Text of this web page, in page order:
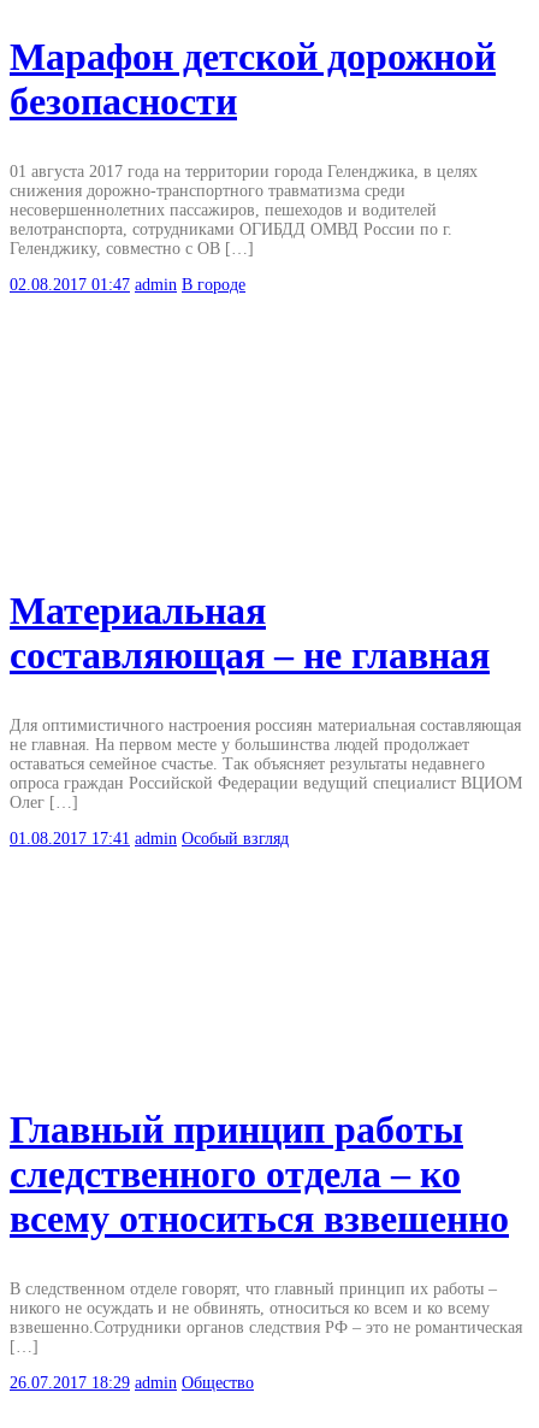
Марафон детской дорожной
безопасности
01 августа 2017 года на территории города Геленджика, в целях
снижения дорожно-транспортного травматизма среди
несовершеннолетних пассажиров, пешеходов и водителей
велотранспорта, сотрудниками ОГИБДД ОМВД России по г.
Геленджику, совместно с ОВ […]
02.08.2017 01:47 admin В городе
Материальная
составляющая – не главная
Для оптимистичного настроения россиян материальная составляющая
не главная. На первом месте у большинства людей продолжает
оставаться семейное счастье. Так объясняет результаты недавнего
опроса граждан Российской Федерации ведущий специалист ВЦИОМ
Олег […]
01.08.2017 17:41 admin Особый взгляд
Главный принцип работы
следственного отдела – ко
всему относиться взвешенно
В следственном отделе говорят, что главный принцип их работы –
никого не осуждать и не обвинять, относиться ко всем и ко всему
взвешенно.Сотрудники органов следствия РФ – это не романтическая
[…]
26.07.2017 18:29 admin Общество